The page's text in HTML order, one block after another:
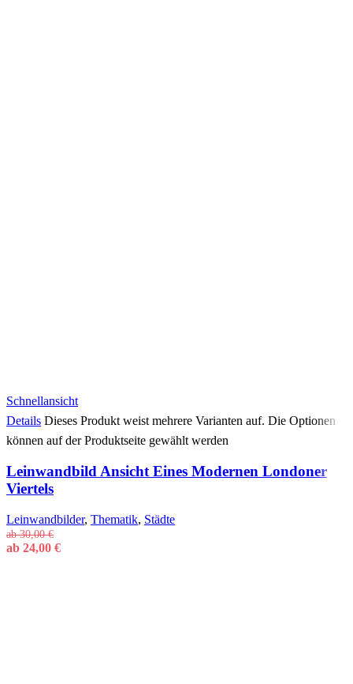
Schnellansicht
Details Dieses Produkt weist mehrere Varianten auf. Die Optionen
können auf der Produktseite gewählt werden
Leinwandbild Ansicht Eines Modernen Londoner
Viertels
Leinwandbilder, Thematik, Städte
ab30,00€
ab 24,00 €